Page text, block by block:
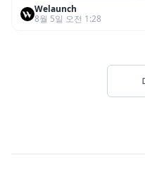
디 키즈 인솔’ 출시
Welaunch
8월 5일 오전 1:28